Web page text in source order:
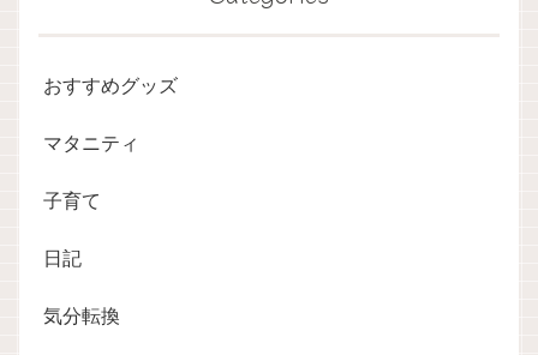
おすすめグッズ
マタニティ
子育て
日記
気分転換